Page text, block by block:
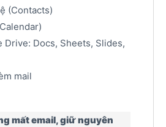
(Contacts)
Drive: Docs, Sheets, Slides,
mail
mất email, giữ nguyên